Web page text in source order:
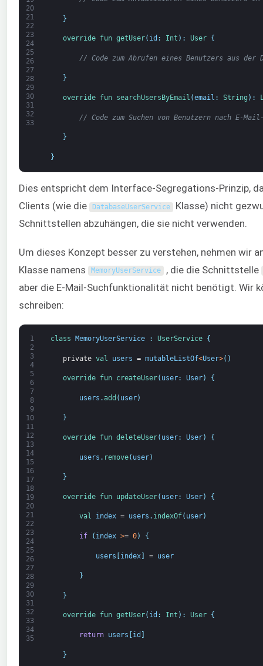
20
21
22
23
24
25
26
27
28
29
30
31
32
33
}
override fun getUser( id : Int ) : User {
// Code zum Abrufen eines Benutzers aus der
}
override fun searchUsersByEmail (email : String ) :
// Code zum Suchen von Benutzern nach E-
}
}
Dies entspricht dem Interface-Segregations-Prinzip,
Clients (wie die
DatabaseUserService Klasse) nicht
Schnittstellen abzuhängen, die sie nicht verwenden.
Um dieses Konzept besser zu verstehen, nehmen wir
Klasse namens
MemoryUserService , die die Schnittstelle
aber die E-Mail-Suchfunktionalität nicht benötigt. Wir
schreiben:
1
2
3
4
5
6
7
8
9
10
11
12
13
14
15
16
17
18
19
20
21
22
23
24
25
26
27
28
29
30
31
32
33
34
35
class MemoryUserService : UserService {
private val users = mutableListOf<User>( )
override fun createUser( user: User) {
users .add ( user)
}
override fun deleteUser( user: User) {
users . remove( user)
}
override fun updateUser( user: User) {
val index = users . indexOf( user)
if ( index >= 0) {
users [index] = user
}
}
override fun getUser( id : Int ) : User {
return users id
}